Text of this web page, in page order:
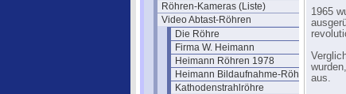
Röhren-Kameras (Liste)
Video Abtast-Röhren
Die Röhre
Firma W. Heimann
Heimann Röhren 1978
Heimann Bildaufnahme-Röhren
Kathodenstrahlröhre
1965
aus.